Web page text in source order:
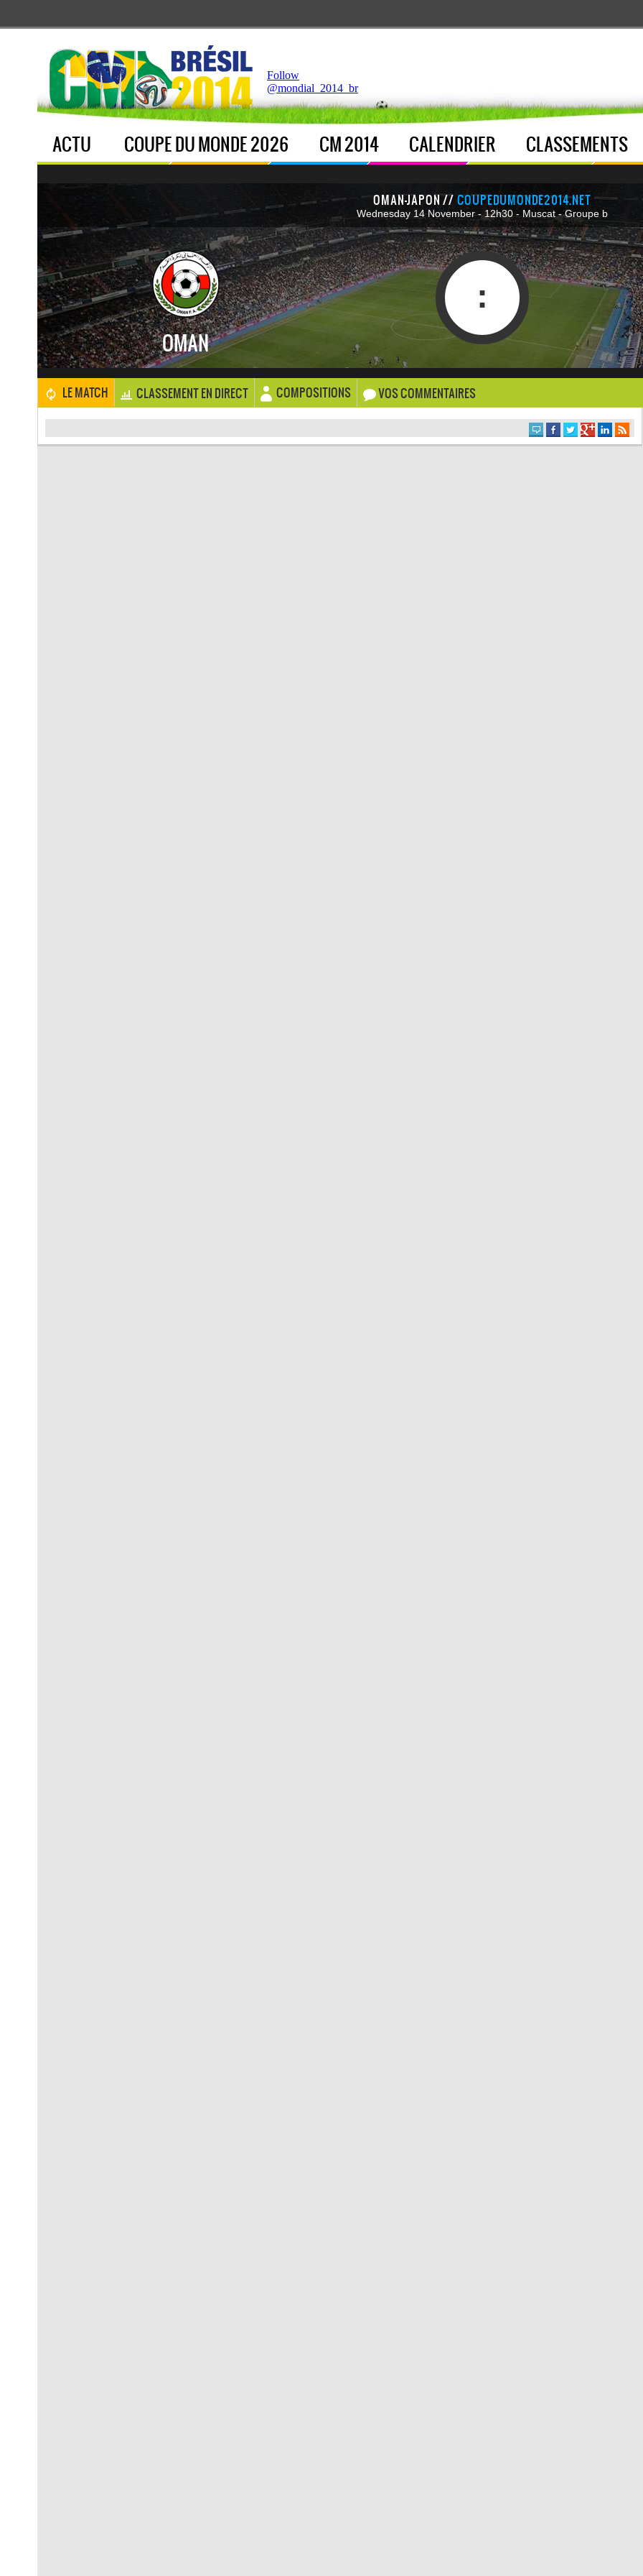
Follow
@mondial_2014_br
ACTU COUPE DU MONDE 2026 CM 2014 CALENDRIER CLASSEMENTS
OMAN-JAPON // COUPEDUMONDE2014.NET
Wednesday 14 November - 12h30 - Muscat - Groupe b
OMAN
:
LE MATCH CLASSEMENT EN DIRECT COMPOSITIONS VOS COMMENTAIRES